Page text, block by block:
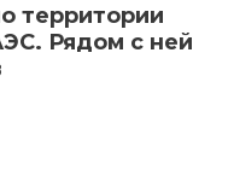
территории
Рядом с ней